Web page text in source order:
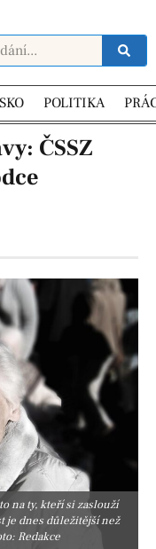
POLITIKA
ČSSZ
na ty, kteří si zaslouží
je dnes důležitější než
Redakce